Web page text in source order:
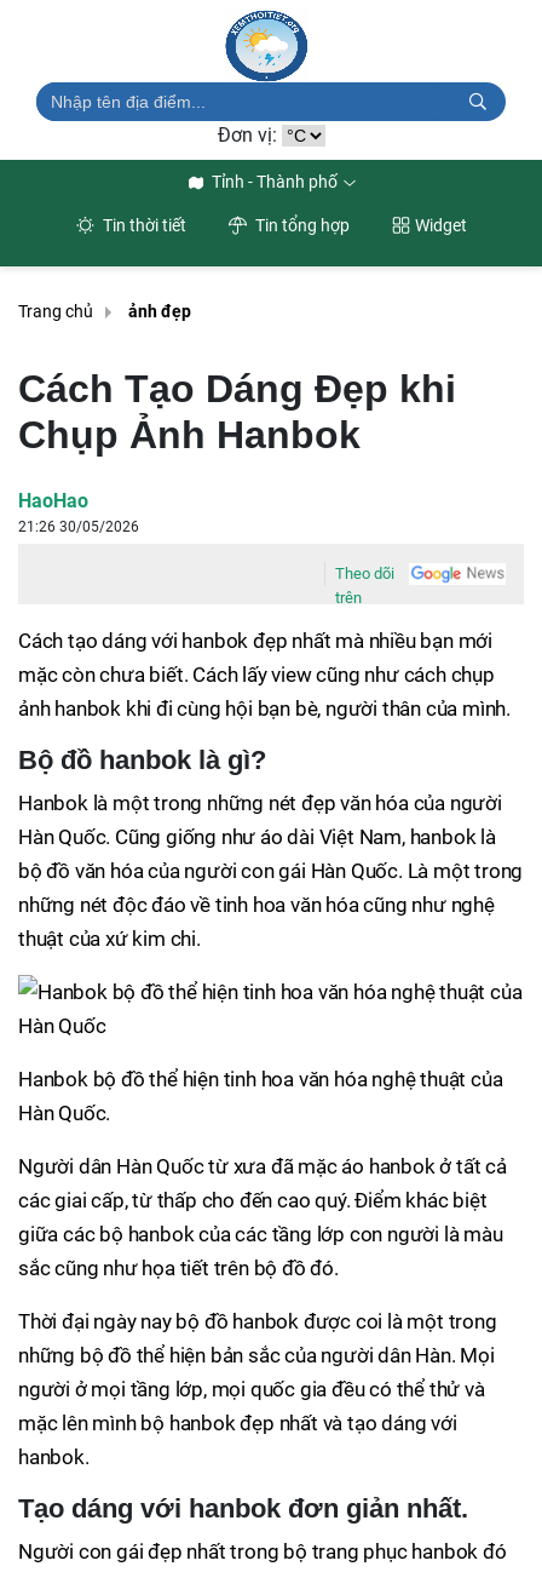
Đơn vị:
Tỉnh - Thành phố
Tin thời tiết Tin tổng hợp Widget
Trang chủ ảnh đẹp
Cách Tạo Dáng Đẹp khi
Chụp Ảnh Hanbok
HaoHao
21:26 30/05/2026
Theo dõi
trên
Cách tạo dáng với hanbok đẹp nhất mà nhiều bạn mới
mặc còn chưa biết. Cách lấy view cũng như cách chụp
ảnh hanbok khi đi cùng hội bạn bè, người thân của mình.
Bộ đồ hanbok là gì?
Hanbok là một trong những nét đẹp văn hóa của người
Hàn Quốc. Cũng giống như áo dài Việt Nam, hanbok là
bộ đồ văn hóa của người con gái Hàn Quốc. Là một trong
những nét độc đáo về tinh hoa văn hóa cũng như nghệ
thuật của xứ kim chi.
Hanbok bộ đồ thể hiện tinh hoa văn hóa nghệ thuật của
Hàn Quốc.
Người dân Hàn Quốc từ xưa đã mặc áo hanbok ở tất cả
các giai cấp, từ thấp cho đến cao quý. Điểm khác biệt
giữa các bộ hanbok của các tầng lớp con người là màu
sắc cũng như họa tiết trên bộ đồ đó.
Thời đại ngày nay bộ đồ hanbok được coi là một trong
những bộ đồ thể hiện bản sắc của người dân Hàn. Mọi
người ở mọi tầng lớp, mọi quốc gia đều có thể thử và
mặc lên mình bộ hanbok đẹp nhất và tạo dáng với
hanbok.
Tạo dáng với hanbok đơn giản nhất.
Người con gái đẹp nhất trong bộ trang phục hanbok đó